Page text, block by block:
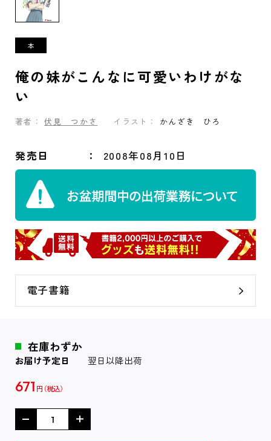
俺の妹がこんなに可愛いわけがな
い
著者： 伏見 つかさ イラスト： かんざき ひろ
発売日 2008年08月10日
電子書籍
在庫わずか
お届け予定日 翌日以降出荷
671 円